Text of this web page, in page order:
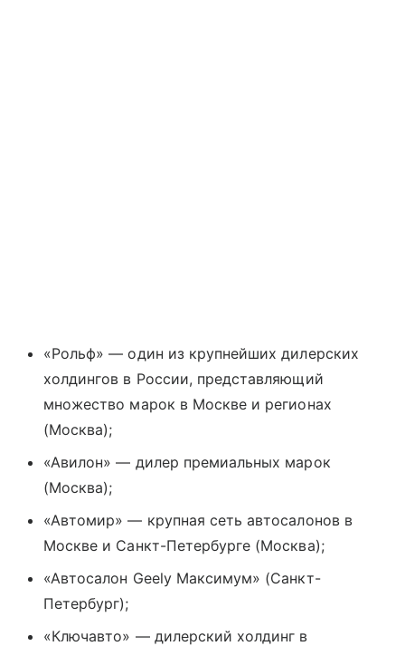
«Рольф» — один из крупнейших дилерских
холдингов в России, представляющий
множество марок в Москве и регионах
(Москва);
«Авилон» — дилер премиальных марок
(Москва);
«Автомир» — крупная сеть автосалонов в
Москве и Санкт-Петербурге (Москва);
«Автосалон Geely Максимум» (Санкт-
Петербург);
«Ключавто» — дилерский холдинг в